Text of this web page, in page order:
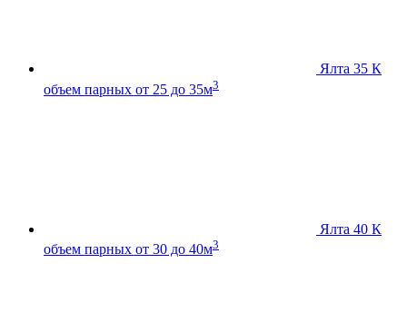
Ялта 35 К
объем парных от 25 до 35м3
Ялта 40 К
объем парных от 30 до 40м3